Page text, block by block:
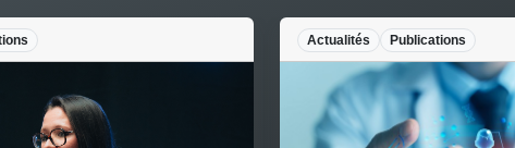
Actualités